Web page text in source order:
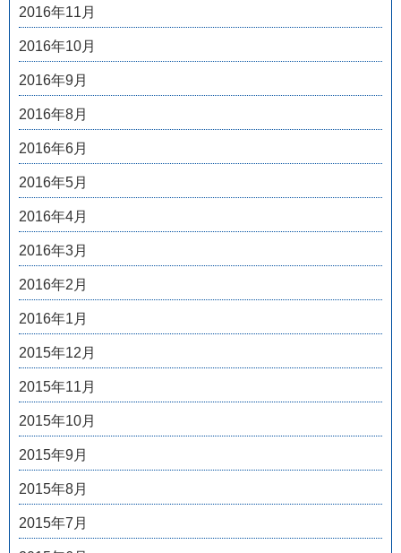
2016年11月
2016年10月
2016年9月
2016年8月
2016年6月
2016年5月
2016年4月
2016年3月
2016年2月
2016年1月
2015年12月
2015年11月
2015年10月
2015年9月
2015年8月
2015年7月